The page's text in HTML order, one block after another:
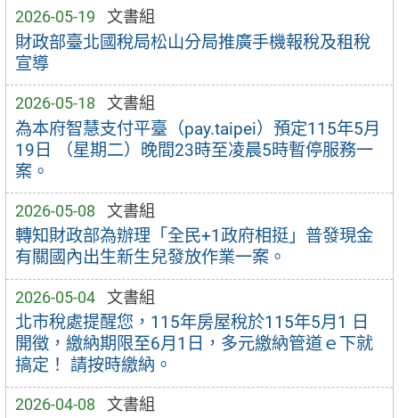
2026-05-19 文書組
財政部臺北國稅局松山分局推廣手機報稅及租稅
宣導
2026-05-18 文書組
為本府智慧支付平臺（pay.taipei）預定115年5月
19日 （星期二）晚間23時至凌晨5時暫停服務一
案。
2026-05-08 文書組
轉知財政部為辦理「全民+1政府相挺」普發現金
有關國內出生新生兒發放作業一案。
2026-05-04 文書組
北市稅處提醒您，115年房屋稅於115年5月1 日
開徵，繳納期限至6月1日，多元繳納管道ｅ下就
搞定！ 請按時繳納。
2026-04-08 文書組